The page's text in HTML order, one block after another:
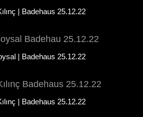
| Badehaus 25.12.22
| Badehaus 25.12.22
| Badehaus 25.12.22